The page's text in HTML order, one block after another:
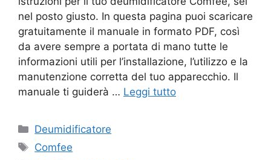
nel posto giusto. In questa pagina puoi scaricare
gratuitamente il manuale in formato PDF, così
da avere sempre a portata di mano tutte le
informazioni utili per l’installazione, l’utilizzo e la
manutenzione corretta del tuo apparecchio. Il
manuale ti guiderà … Leggi tutto
Categorie
Deumidificatore
Tag
Comfee